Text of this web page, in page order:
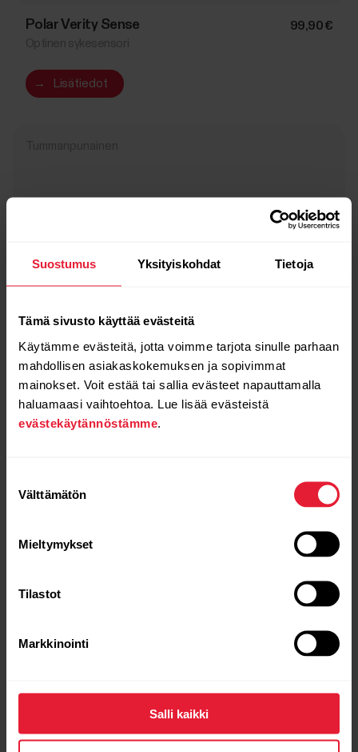
Suostumus Yksityiskohdat Tietoja
Tämä sivusto käyttää evästeitä
Käytämme evästeitä, jotta voimme tarjota sinulle parhaan
mahdollisen asiakaskokemuksen ja sopivimmat
mainokset. Voit estää tai sallia evästeet napauttamalla
haluamaasi vaihtoehtoa. Lue lisää evästeistä
evästekäytännöstämme
valinta
Välttämätön
Mieltymykset
Tilastot
Markkinointi
Salli kaikki
Polar Verity Sense 99,90 €
→ Lisätiedot